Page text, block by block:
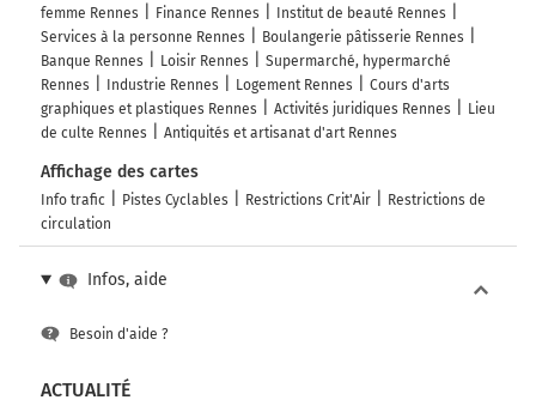
femme Rennes
Finance Rennes
Institut de beauté Rennes
Services à la personne Rennes
Boulangerie pâtisserie Rennes
Banque Rennes
Loisir Rennes
Supermarché, hypermarché
Rennes
Industrie Rennes Logement Rennes
Cours d'arts
graphiques et plastiques Rennes
Activités juridiques Rennes
Lieu
de culte Rennes
Antiquités et artisanat d'art Rennes
Affichage des cartes
Info trafic Pistes Cyclables Restrictions Crit'Air
Restrictions de
circulation
Infos, aide
Besoin d'aide ?
ACTUALITÉ